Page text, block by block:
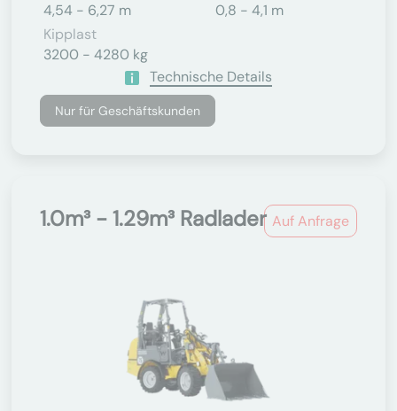
4,54 - 6,27 m
0,8 - 4,1 m
Kipplast
3200 - 4280 kg
Technische Details
Nur für Geschäftskunden
Auf Anfrage
1.0m³ - 1.29m³ Radlader